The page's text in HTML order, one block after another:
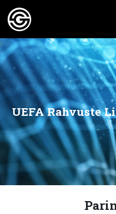
UEFA Rahvuste